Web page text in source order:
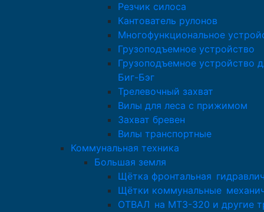
Резчик силоса
Кантователь рулонов
Многофункциональное
Грузоподъемное устройство
Грузоподъемное устройство
Биг-Бэг
Трелевочный захват
Вилы для леса с прижимом
Захват бревен
Вилы транспортные
Коммунальная техника
Большая земля
Щётка фронтальная
Щётки коммунальные
ОТВАЛ на МТЗ-320 и другие